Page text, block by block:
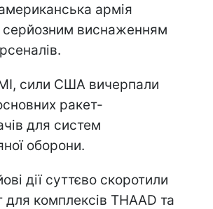
армія
серйозним виснаженням
сили США вичерпали
ракет-
для систем
оборони.
дії суттєво скоротили
для комплексів THAAD та